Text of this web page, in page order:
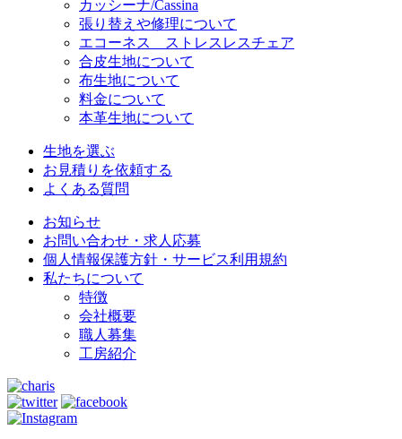
カッシーナ/Cassina
張り替えや修理について
エコーネス ストレスレスチェア
合皮生地について
布生地について
料金について
本革生地について
生地を選ぶ
お見積りを依頼する
よくある質問
お知らせ
お問い合わせ・求人応募
個人情報保護方針・サービス利用規約
私たちについて
特徴
会社概要
職人募集
工房紹介